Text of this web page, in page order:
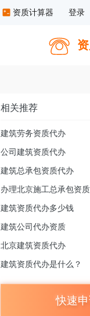
资质计算器 登录
相关推荐
建筑劳务资质代办
公司建筑资质代办
建筑总承包资质代办
办理北京施工总承包资
建筑资质代办多少钱
建筑公司代办资质
北京建筑资质代办
建筑资质代办是什么？
快速